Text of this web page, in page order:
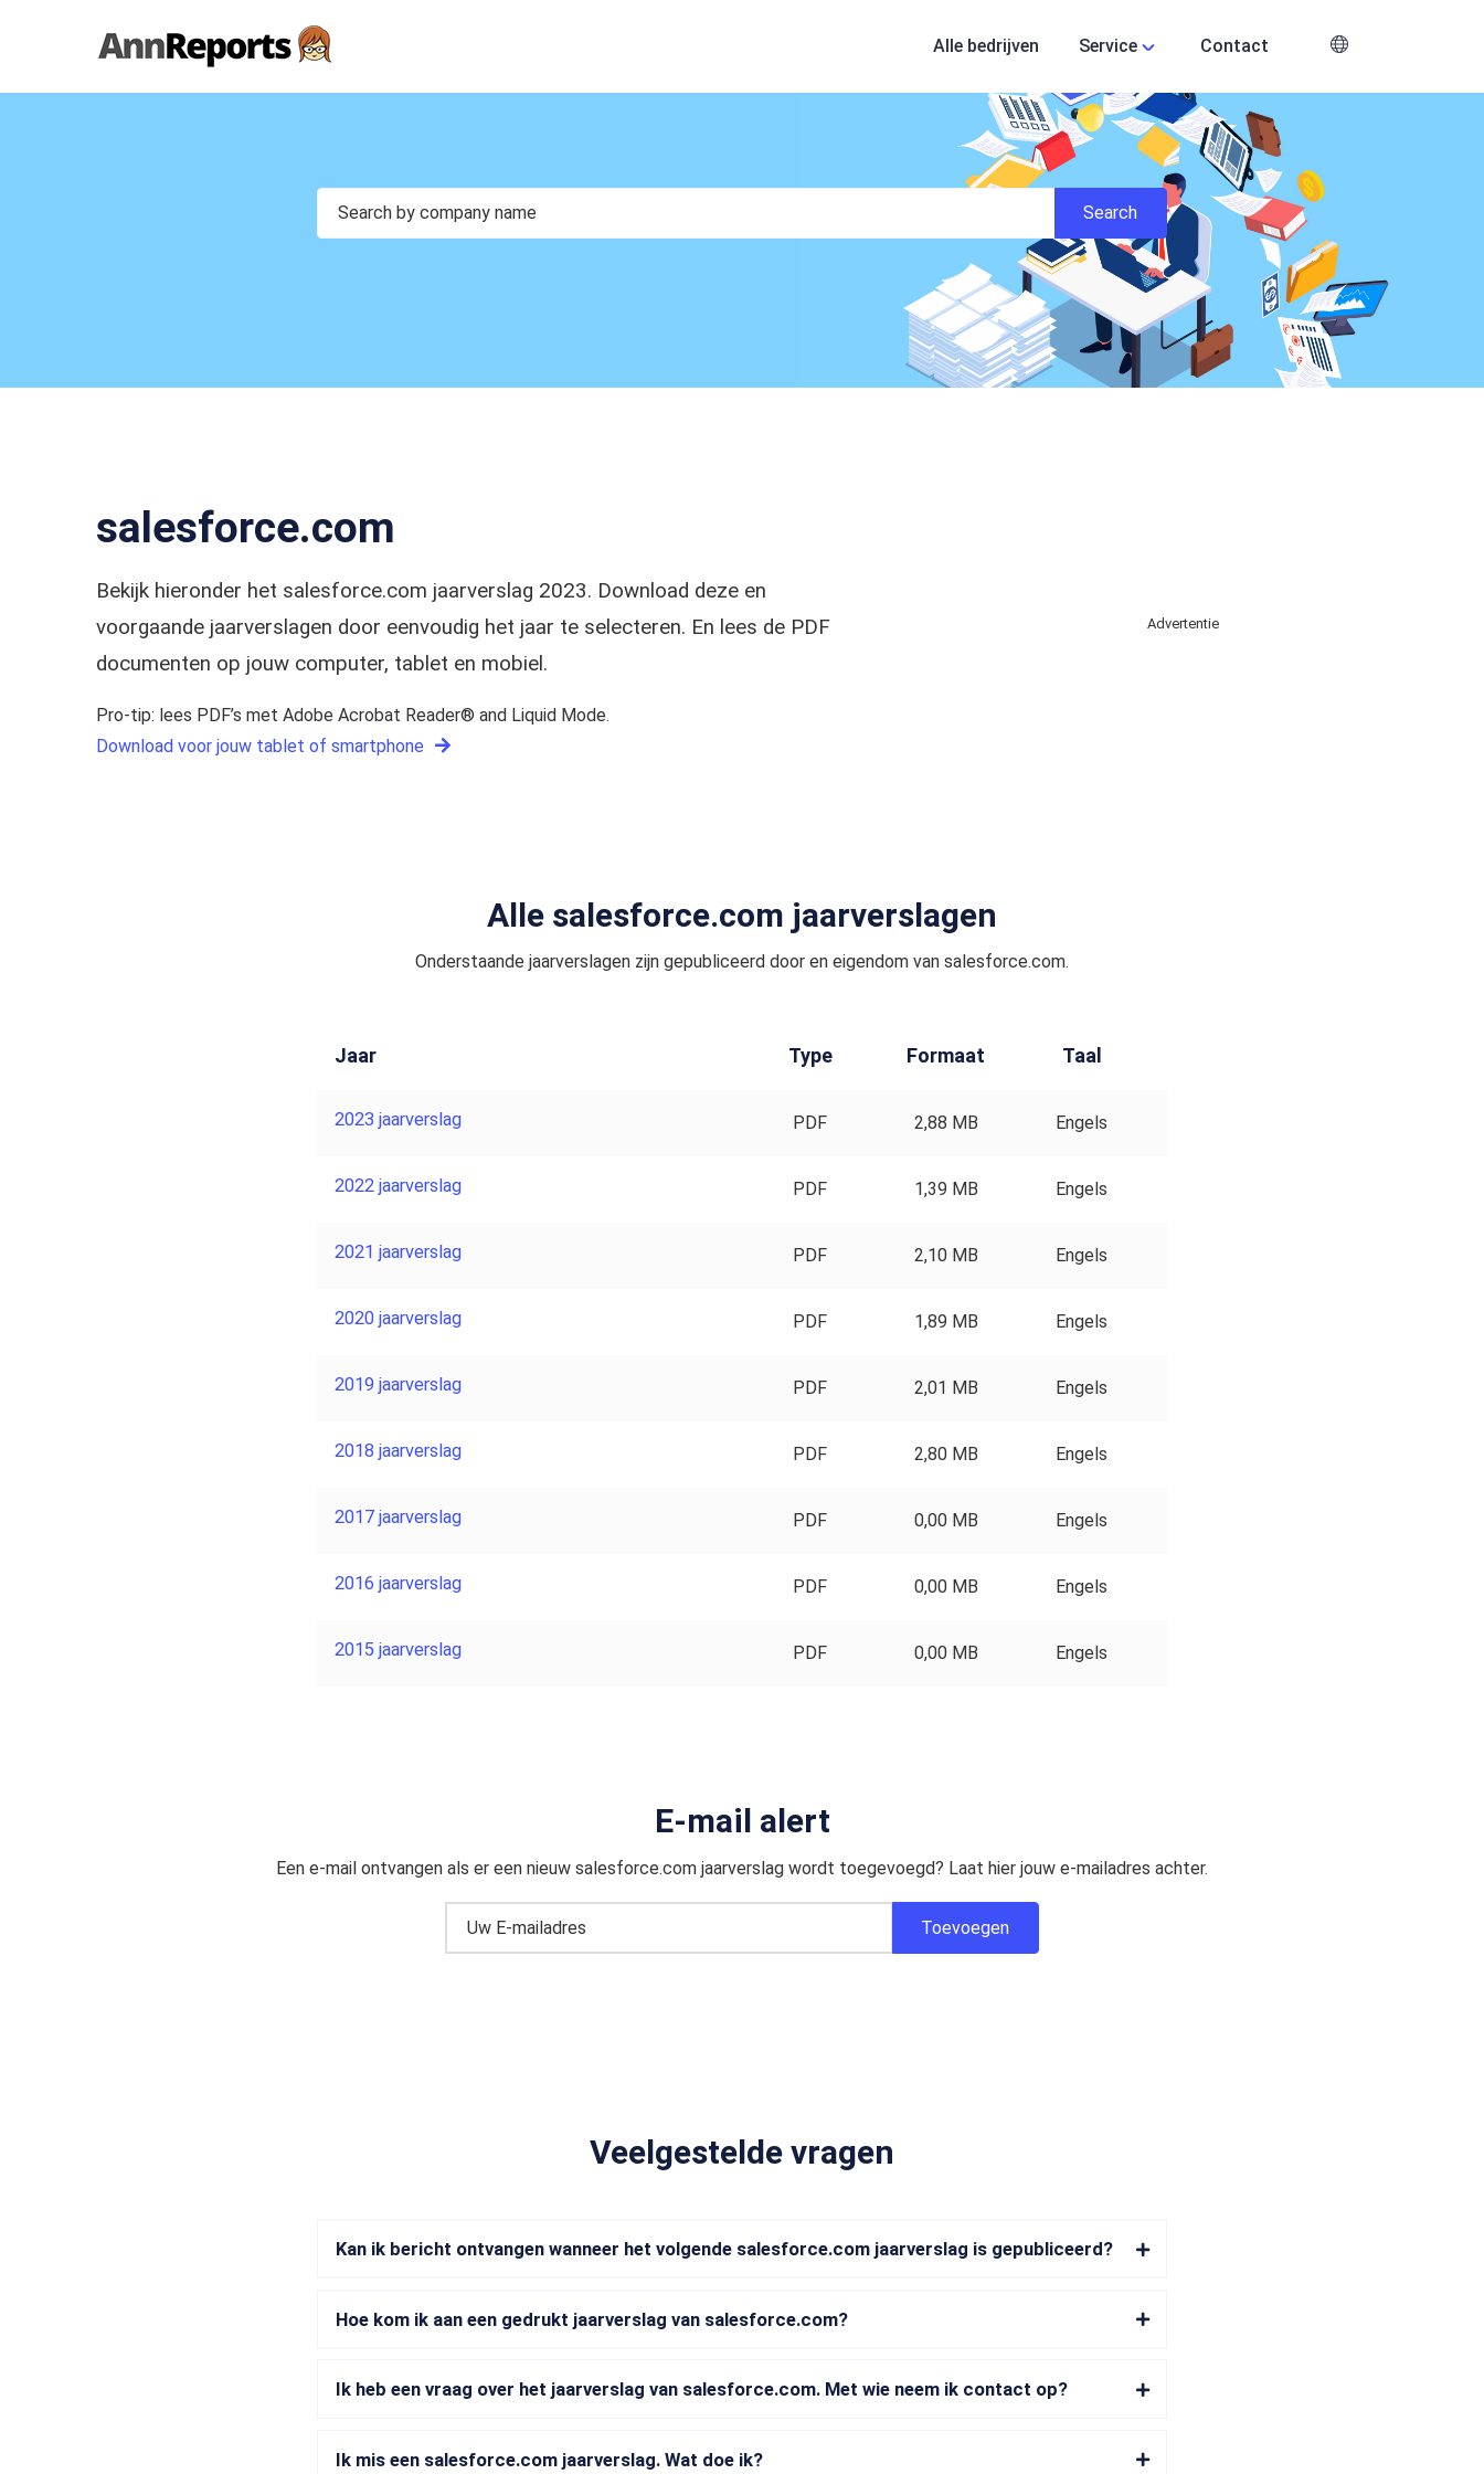
Alle bedrijven Service Contact
salesforce.com
Bekijk hieronder het salesforce.com jaarverslag 2023. Download deze en
voorgaande jaarverslagen door eenvoudig het jaar te selecteren. En lees de PDF
documenten op jouw computer, tablet en mobiel.
Pro-tip: lees PDF’s met Adobe Acrobat Reader® and Liquid Mode.
Download voor jouw tablet of smartphone
Advertentie
Alle salesforce.com jaarverslagen
Onderstaande jaarverslagen zijn gepubliceerd door en eigendom van salesforce.com.
Jaar Type Formaat Taal
2023 jaarverslag PDF 2,88 MB Engels
2022 jaarverslag PDF 1,39 MB Engels
2021 jaarverslag PDF 2,10 MB Engels
2020 jaarverslag PDF 1,89 MB Engels
2019 jaarverslag PDF 2,01 MB Engels
2018 jaarverslag PDF 2,80 MB Engels
2017 jaarverslag PDF 0,00 MB Engels
2016 jaarverslag PDF 0,00 MB Engels
2015 jaarverslag PDF 0,00 MB Engels
E-mail alert
Een e-mail ontvangen als er een nieuw salesforce.com jaarverslag wordt toegevoegd? Laat hier jouw e-mailadres achter.
Veelgestelde vragen
Kan ik bericht ontvangen wanneer het volgende salesforce.com jaarverslag is gepubliceerd?
Hoe kom ik aan een gedrukt jaarverslag van salesforce.com?
Ik heb een vraag over het jaarverslag van salesforce.com. Met wie neem ik contact op?
Ik mis een salesforce.com jaarverslag. Wat doe ik?